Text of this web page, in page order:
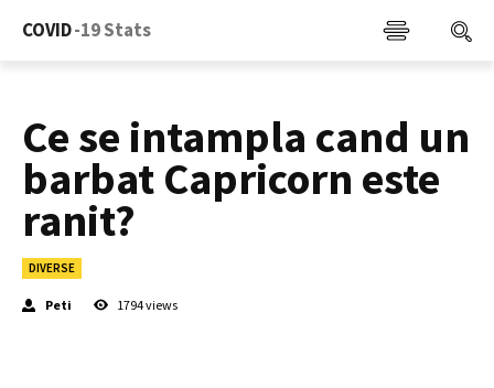
COVID-19 Stats
Ce se intampla cand un
barbat Capricorn este
ranit?
DIVERSE
Peti 1794views